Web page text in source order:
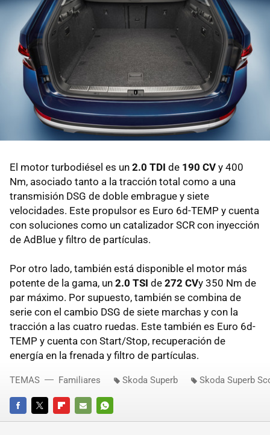
El motor turbodiésel es un 2.0 TDI de 190 CV y 400
Nm, asociado tanto a la tracción total como a una
transmisión DSG de doble embrague y siete
velocidades. Este propulsor es Euro 6d-TEMP y cuenta
con soluciones como un catalizador SCR con inyección
de AdBlue y filtro de partículas.
Por otro lado, también está disponible el motor más
potente de la gama, un 2.0 TSI de 272 CVy 350 Nm de
par máximo. Por supuesto, también se combina de
serie con el cambio DSG de siete marchas y con la
tracción a las cuatro ruedas. Este también es Euro 6d-
TEMP y cuenta con Start/Stop, recuperación de
energía en la frenada y filtro de partículas.
FACEBOOKTWITTERFLIPBOARD
E-
WHATSAPP
TEMAS Familiares Skoda Superb Skoda Superb